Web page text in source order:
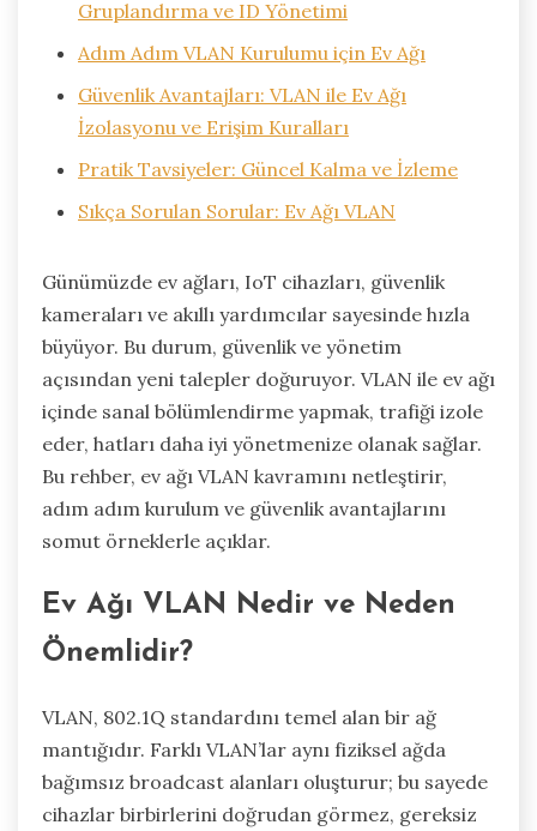
Gruplandırma ve ID Yönetimi
Adım Adım VLAN Kurulumu için Ev Ağı
Güvenlik Avantajları: VLAN ile Ev Ağı
İzolasyonu ve Erişim Kuralları
Pratik Tavsiyeler: Güncel Kalma ve İzleme
Sıkça Sorulan Sorular: Ev Ağı VLAN
Günümüzde ev ağları, IoT cihazları, güvenlik
kameraları ve akıllı yardımcılar sayesinde hızla
büyüyor. Bu durum, güvenlik ve yönetim
açısından yeni talepler doğuruyor. VLAN ile ev ağı
içinde sanal bölümlendirme yapmak, trafiği izole
eder, hatları daha iyi yönetmenize olanak sağlar.
Bu rehber, ev ağı VLAN kavramını netleştirir,
adım adım kurulum ve güvenlik avantajlarını
somut örneklerle açıklar.
Ev Ağı VLAN Nedir ve Neden
Önemlidir?
VLAN, 802.1Q standardını temel alan bir ağ
mantığıdır. Farklı VLAN’lar aynı fiziksel ağda
bağımsız broadcast alanları oluşturur; bu sayede
cihazlar birbirlerini doğrudan görmez, gereksiz